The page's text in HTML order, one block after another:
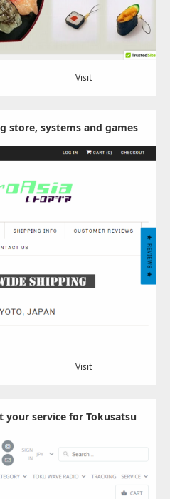
Visit
store, systems and games
Japan.
おもちゃ
Visit
your service for Tokusatsu